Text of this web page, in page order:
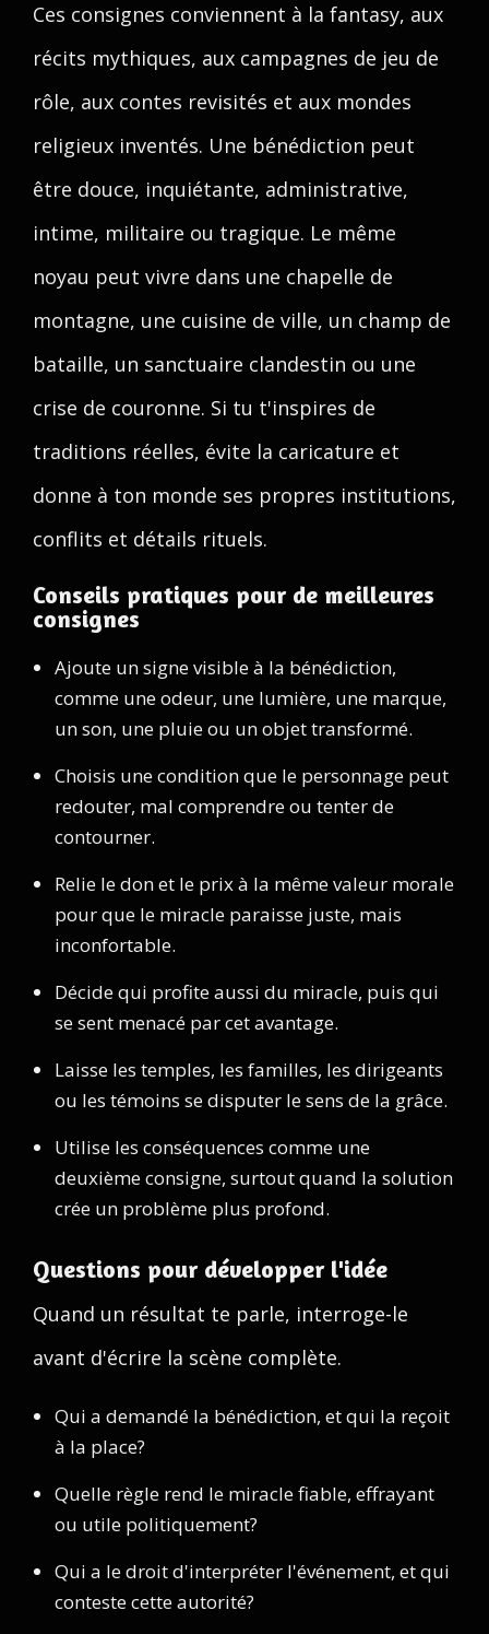
Ces consignes conviennent à la fantasy, aux
récits mythiques, aux campagnes de jeu de
rôle, aux contes revisités et aux mondes
religieux inventés. Une bénédiction peut
être douce, inquiétante, administrative,
intime, militaire ou tragique. Le même
noyau peut vivre dans une chapelle de
montagne, une cuisine de ville, un champ de
bataille, un sanctuaire clandestin ou une
crise de couronne. Si tu t'inspires de
traditions réelles, évite la caricature et
donne à ton monde ses propres institutions,
conflits et détails rituels.
Conseils pratiques pour de meilleures
consignes
Ajoute un signe visible à la bénédiction,
comme une odeur, une lumière, une marque,
un son, une pluie ou un objet transformé.
Choisis une condition que le personnage peut
redouter, mal comprendre ou tenter de
contourner.
Relie le don et le prix à la même valeur morale
pour que le miracle paraisse juste, mais
inconfortable.
Décide qui profite aussi du miracle, puis qui
se sent menacé par cet avantage.
Laisse les temples, les familles, les dirigeants
ou les témoins se disputer le sens de la grâce.
Utilise les conséquences comme une
deuxième consigne, surtout quand la solution
crée un problème plus profond.
Questions pour développer l'idée
Quand un résultat te parle, interroge-le
avant d'écrire la scène complète.
Qui a demandé la bénédiction, et qui la reçoit
à la place?
Quelle règle rend le miracle fiable, effrayant
ou utile politiquement?
Qui a le droit d'interpréter l'événement, et qui
conteste cette autorité?